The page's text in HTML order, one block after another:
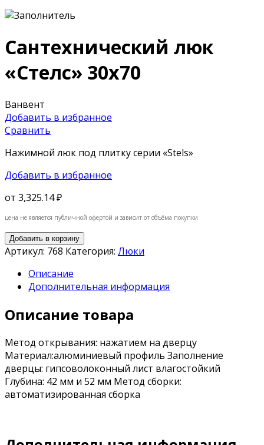
Сантехнический люк
«Стелс» 30х70
Ванвент
Добавить в избранное
Сравнить
Нажимной люк под плитку серии «Stels»
Добавить в избранное
от 3,325.14 ₽
цена не является публичной офертой и зависит от объёма покупки
Добавить в корзину
Артикул: 768 Категория: Люки
Описание
Дополнительная информация
Описание товара
Метод открывания: нажатием на дверцу
Материал:алюминиевый профиль Заполнение
дверцы: гипсоволоконный лист влагостойкий
Глубина: 42 мм и 52 мм Метод сборки:
автоматизированная сборка